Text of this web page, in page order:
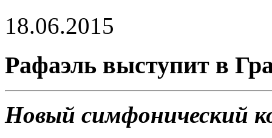
18.06.2015
Рафаэль выступит в
Новый симфонический